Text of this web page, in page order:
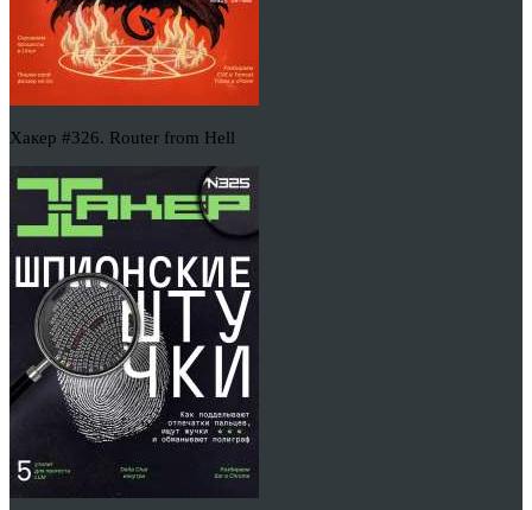
Хакер #326. Router from Hell